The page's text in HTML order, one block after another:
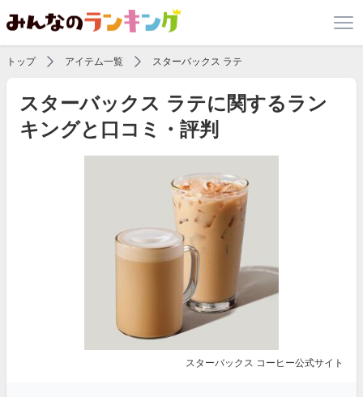
トップ アイテム一覧 スターバックス ラテ
スターバックス ラテに関するラン
キングと口コミ・評判
スターバックス コーヒー公式サイト